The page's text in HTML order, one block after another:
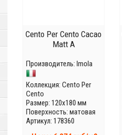
Cento Per Cento Cacao
Matt A
Производитель: Imola
Коллекция: Cento Per
Cento
Размер: 120x180 мм
Поверхность: матовая
Артикул: 178360